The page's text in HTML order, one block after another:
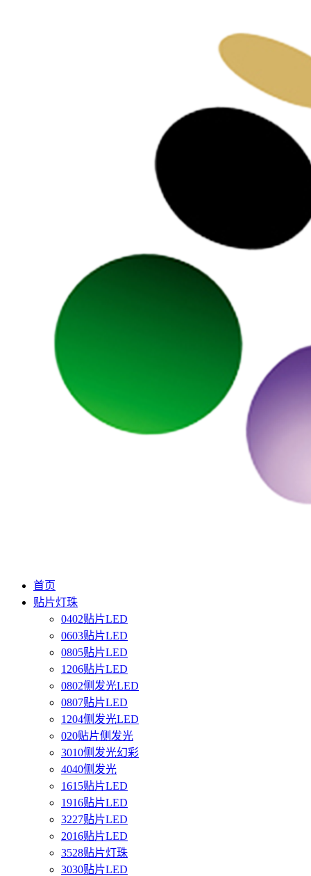
首页
贴片灯珠
0402贴片LED
0603贴片LED
0805贴片LED
1206贴片LED
0802侧发光LED
0807贴片LED
1204侧发光LED
020贴片侧发光
3010侧发光幻彩
4040侧发光
1615贴片LED
1916贴片LED
3227贴片LED
2016贴片LED
3528贴片灯珠
3030贴片LED